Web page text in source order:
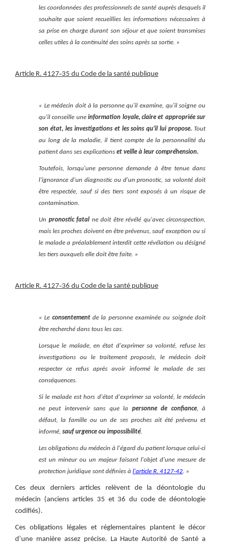
les coordonnées des professionnels de santé auprès desquels il
souhaite que soient recueillies les informations nécessaires à
sa prise en charge durant son séjour et que soient transmises
celles utiles à la continuité des soins après sa sortie. »
Article R. 4127‑35 du Code de la santé publique
« Le médecin doit à la personne qu'il examine, qu'il soigne ou
qu'il conseille uneinformation loyale, claire et appropriée sur
son état, les investigations et les soins qu'il lui propose. Tout
au long de la maladie, il tient compte de la personnalité du
patient dans ses explications et veille à leur compréhension.
Toutefois, lorsqu'une personne demande à être tenue dans
l'ignorance d'un diagnostic ou d'un pronostic, sa volonté doit
être respectée, sauf si des tiers sont exposés à un risque de
contamination.
Un pronostic fatal ne doit être révélé qu'avec circonspection,
mais les proches doivent en être prévenus, sauf exception ou si
le malade a préalablement interdit cette révélation ou désigné
les tiers auxquels elle doit être faite. »
Article R. 4127‑36 du Code de la santé publique
« Le consentementde la personne examinée ou soignée doit
être recherché dans tous les cas.
Lorsque le malade, en état d'exprimer sa volonté, refuse les
investigations ou le traitement proposés, le médecin doit
respecter ce refus après avoir informé le malade de ses
conséquences.
Si le malade est hors d'état d'exprimer sa volonté, le médecin
ne peut intervenir sans que la personne de confiance, à
défaut, la famille ou un de ses proches ait été prévenu et
informé, sauf urgence ou impossibilité.
Les obligations du médecin à l'égard du patient lorsque celui-ci
est un mineur ou un majeur faisant l'objet d'une mesure de
protection juridique sont définies à l'article R. 4127-42. »
Ces deux derniers articles relèvent de la déontologie du
médecin (anciens articles 35 et 36 du code de déontologie
codifiés).
Ces obligations légales et réglementaires plantent le décor
d’une manière assez précise. La Haute Autorité de Santé a